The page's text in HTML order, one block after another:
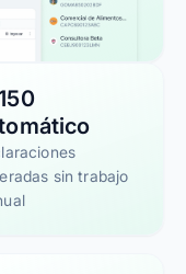
sin trabajo